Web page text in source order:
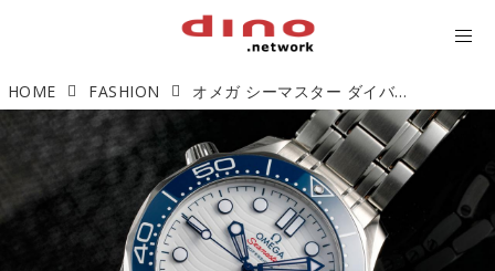
HOME FASHION オメガ シーマスター ダイバー 300M コーアクシャル マスター クロノメーター 「東京2020」【今週の逸本 Vol.136】